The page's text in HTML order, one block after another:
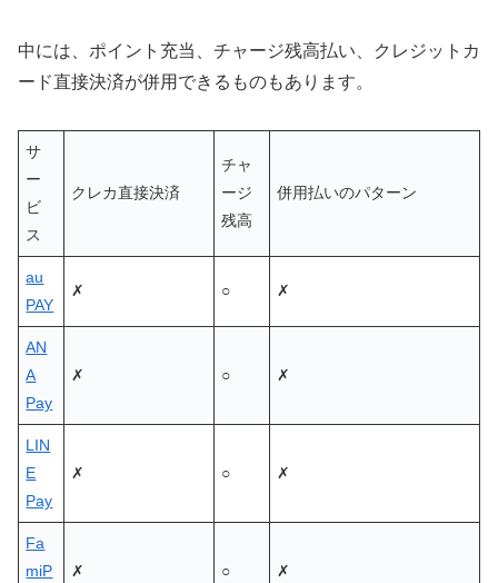
中には、ポイント充当、チャージ残高払い、クレジットカ
ード直接決済が併用できるものもあります。
サ
ー
ビ
ス
クレカ直接決済
チャ
ージ
残高
併用払いのパターン
au
PAY
✗ ○ ✗
AN
A
Pay
✗ ○ ✗
LIN
E
Pay
✗ ○ ✗
Fa
miP
✗ ○ ✗